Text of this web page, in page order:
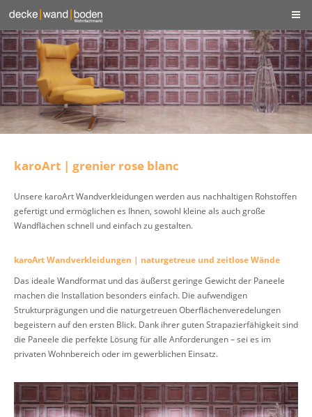
karoArt | grenier rose blanc
Unsere karoArt Wandverkleidungen werden aus nachhaltigen Rohstoffen
gefertigt und ermöglichen es Ihnen, sowohl kleine als auch große
Wandflächen schnell und einfach zu gestalten.
karoArt Wandverkleidungen | naturgetreue und zeitlose Wände
Das ideale Wandformat und das äußerst geringe Gewicht der Paneele
machen die Installation besonders einfach. Die aufwendigen
Strukturprägungen und die naturgetreuen Oberflächenveredelungen
begeistern auf den ersten Blick. Dank ihrer guten Strapazierfähigkeit sind
die Paneele die perfekte Lösung für alle Anforderungen – sei es im
privaten Wohnbereich oder im gewerblichen Einsatz.